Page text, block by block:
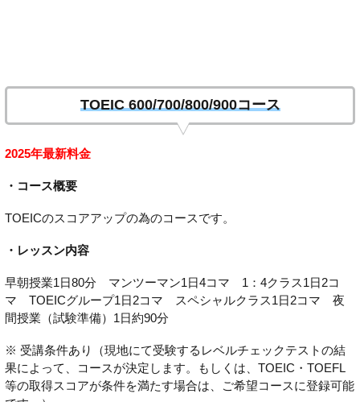
TOEIC 600/700/800/900コース
2025年最新料金
・コース概要
TOEICのスコアアップの為のコースです。
・レッスン内容
早朝授業1日80分 マンツーマン1日4コマ 1：4クラス1日2コ
マ TOEICグループ1日2コマ スペシャルクラス1日2コマ 夜
間授業（試験準備）1日約90分
※ 受講条件あり（現地にて受験するレベルチェックテストの結
果によって、コースが決定します。もしくは、TOEIC・TOEFL
等の取得スコアが条件を満たす場合は、ご希望コースに登録可能